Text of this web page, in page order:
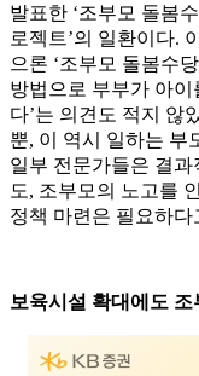
발표한 ‘조부모 돌봄
로젝트’의 일환이다.
으론 ‘조부모 돌봄수
방법으로 부부가 아
다’는 의견도 적지 않
뿐, 이 역시 일하는 부
일부 전문가들은 결
도, 조부모의 노고를
정책 마련은 필요하다
보육시설 확대에도 조